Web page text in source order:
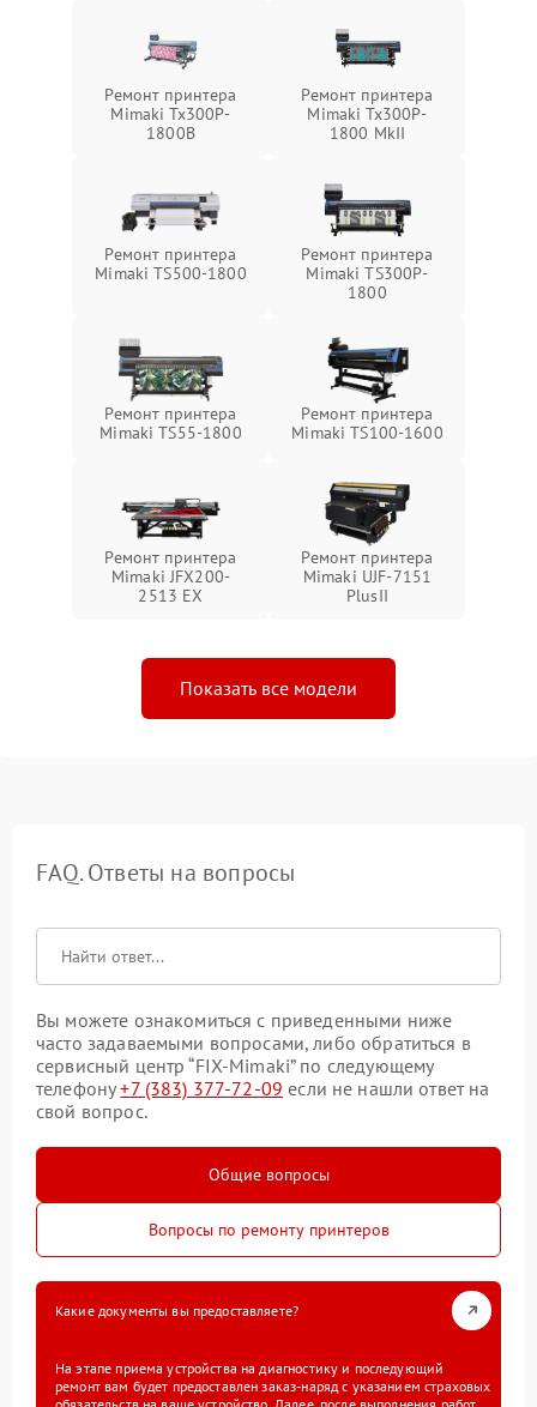
Ремонт принтера
Mimaki Tx300P-
1800B
Ремонт принтера
Mimaki Tx300P-
1800 MkII
Ремонт принтера
Mimaki TS500-1800
Ремонт принтера
Mimaki TS300P-
1800
Ремонт принтера
Mimaki TS55-1800
Ремонт принтера
Mimaki TS100-1600
Ремонт принтера
Mimaki JFX200-
2513 EX
Ремонт принтера
Mimaki UJF-7151
PlusII
Показать все модели
FAQ. Ответы на вопросы
Вы можете ознакомиться с приведенными ниже
часто задаваемыми вопросами, либо обратиться в
сервисный центр “FIX-Mimaki” по следующему
телефону+7 (383) 377-72-09 если не нашли ответ на
свой вопрос.
Общие вопросы
Вопросы по ремонту принтеров
Какие документы вы предоставляете?
На этапе приема устройства на диагностику и последующий
ремонт вам будет предоставлен заказ-наряд с указанием страховых